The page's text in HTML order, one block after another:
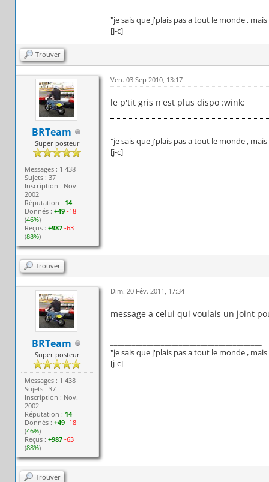
"je sais que j'plais pas a tout le monde ,
[j-c]
Trouver
BRTeam
Super posteur
Messages : 1 438
Sujets : 37
Inscription : Nov.
2002
Réputation : 14
Donnés :+49 -18
(46%)
Reçus :+987 -63
(88%)
Ven. 03 Sep 2010, 13:17
le p'tit gris n'est plus dispo :wink:
"je sais que j'plais pas a tout le monde ,
[j-c]
Trouver
BRTeam
Super posteur
Messages : 1 438
Sujets : 37
Inscription : Nov.
2002
Réputation : 14
Donnés :+49 -18
(46%)
Reçus :+987 -63
(88%)
Dim. 20 Fév. 2011, 17:34
message a celui qui voulais un joint
"je sais que j'plais pas a tout le monde ,
[j-c]
Trouver